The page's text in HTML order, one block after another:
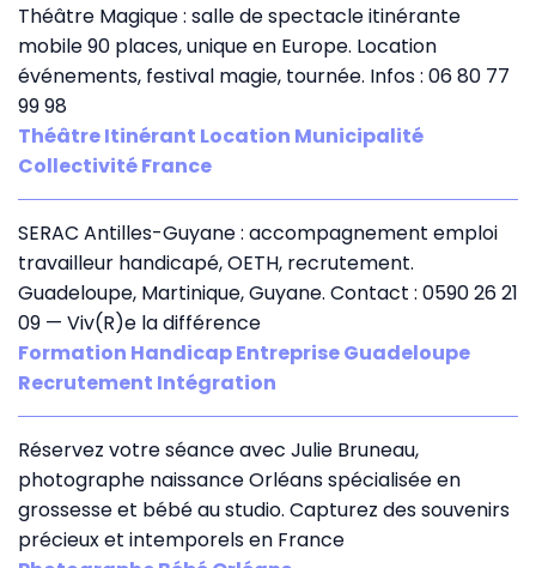
Théâtre Magique : salle de spectacle itinérante
mobile 90 places, unique en Europe. Location
événements, festival magie, tournée. Infos : 06 80 77
99 98
Théâtre Itinérant Location Municipalité
Collectivité France
SERAC Antilles-Guyane : accompagnement emploi
travailleur handicapé, OETH, recrutement.
Guadeloupe, Martinique, Guyane. Contact : 0590 26 21
09 — Viv(R)e la différence
Formation Handicap Entreprise Guadeloupe
Recrutement Intégration
Réservez votre séance avec Julie Bruneau,
photographe naissance Orléans spécialisée en
grossesse et bébé au studio. Capturez des souvenirs
précieux et intemporels en France